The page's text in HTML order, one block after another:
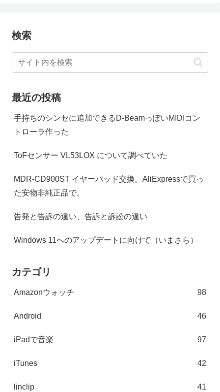
検索
最近の投稿
手持ちのシンセに追加できるD-BeamっぽいMIDIコン
トローラ作った
ToFセンサー VL53LOX について調べていた
MDR-CD900ST イヤーパッド交換。AliExpressで買っ
た安物非純正品で。
告発と告訴の違い、告訴と訴訟の違い
Windows 11へのアップデートに向けて（いまさら）
カテゴリ
Amazonウォッチ 98
Android 46
iPadで音楽 97
iTunes 42
linclip 41